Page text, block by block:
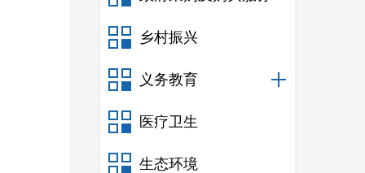
乡村振兴
义务教育
医疗卫生
生态环境